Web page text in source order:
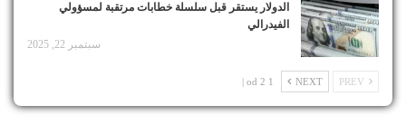
الدولار يستقر قبل سلسلة خطابات مرتقبة لمسؤولي
الفيدرالي
سبتمبر 22, 2025
NEXT
1 od 2 |